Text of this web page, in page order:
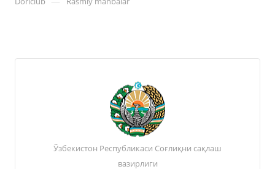
Ўзбекистон Республикаси Соғлиқни сақлаш
вазирлиги